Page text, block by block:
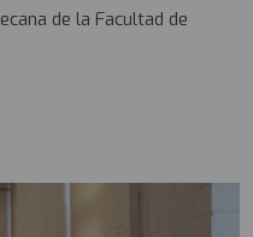
de la Facultad de